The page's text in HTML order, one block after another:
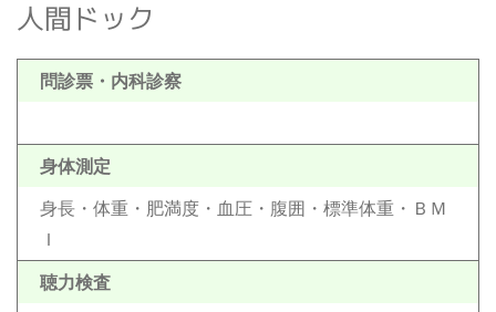
人間ドック
問診票・内科診察
身体測定
身長・体重・肥満度・血圧・腹囲・標準体重・ＢＭ
Ｉ
聴力検査